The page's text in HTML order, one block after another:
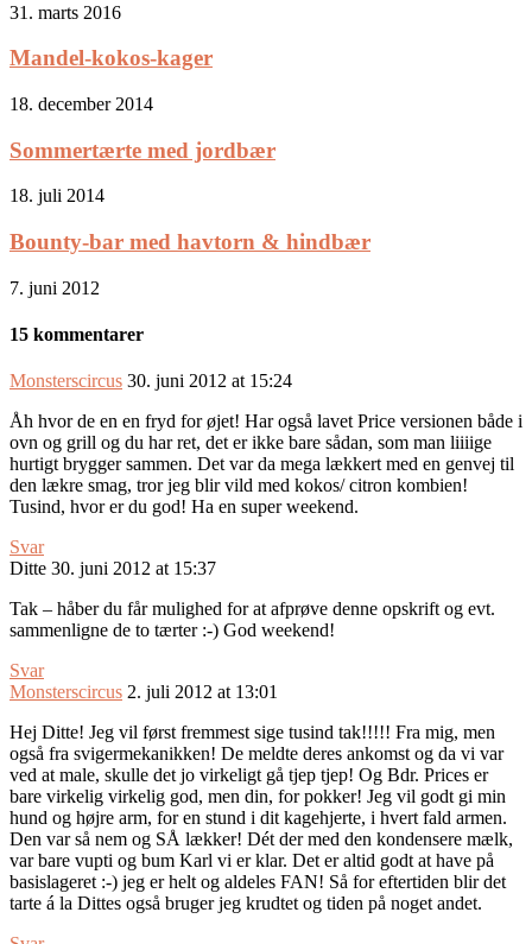
31. marts 2016
Mandel-kokos-kager
18. december 2014
Sommertærte med jordbær
18. juli 2014
Bounty-bar med havtorn & hindbær
7. juni 2012
15 kommentarer
Monsterscircus 30. juni 2012 at 15:24
Åh hvor de en en fryd for øjet! Har også lavet Price versionen både i
ovn og grill og du har ret, det er ikke bare sådan, som man liiiige
hurtigt brygger sammen. Det var da mega lækkert med en genvej til
den lækre smag, tror jeg blir vild med kokos/ citron kombien!
Tusind, hvor er du god! Ha en super weekend.
Svar
Ditte 30. juni 2012 at 15:37
Tak – håber du får mulighed for at afprøve denne opskrift og evt.
sammenligne de to tærter :-) God weekend!
Svar
Monsterscircus 2. juli 2012 at 13:01
Hej Ditte! Jeg vil først fremmest sige tusind tak!!!!! Fra mig, men
også fra svigermekanikken! De meldte deres ankomst og da vi var
ved at male, skulle det jo virkeligt gå tjep tjep! Og Bdr. Prices er
bare virkelig virkelig god, men din, for pokker! Jeg vil godt gi min
hund og højre arm, for en stund i dit kagehjerte, i hvert fald armen.
Den var så nem og SÅ lækker! Dét der med den kondensere mælk,
var bare vupti og bum Karl vi er klar. Det er altid godt at have på
basislageret :-) jeg er helt og aldeles FAN! Så for eftertiden blir det
tarte á la Dittes også bruger jeg krudtet og tiden på noget andet.